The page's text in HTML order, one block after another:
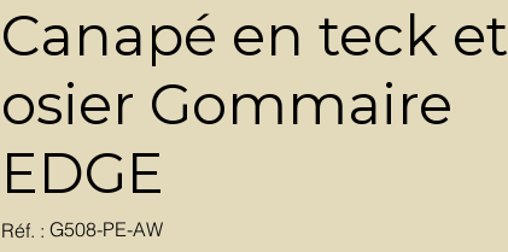
Canapé en teck et
osier Gommaire
EDGE
Réf. : SKU
G508-
G508-PE-AW